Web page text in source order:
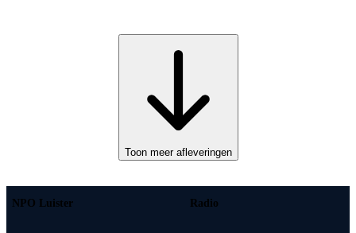
Toon meer afleveringen
NPO Luister Radio